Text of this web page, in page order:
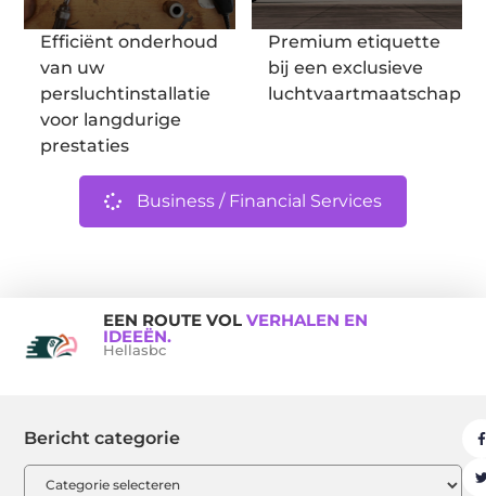
Efficiënt onderhoud
van uw
persluchtinstallatie
voor langdurige
prestaties
Premium etiquette
bij een exclusieve
luchtvaartmaatschappij
Business / Financial Services
EEN ROUTE VOL VERHALEN EN
IDEEËN.
Hellasbc
Bericht categorie